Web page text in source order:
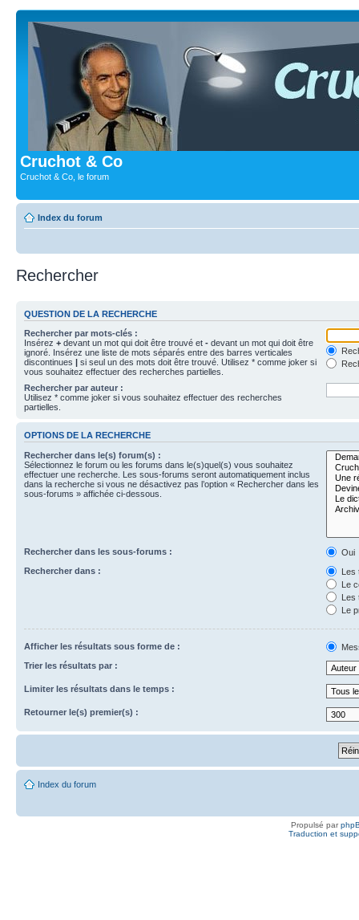
Cruchot & Co
Cruchot & Co, le forum
Index du forum
Rechercher
QUESTION DE LA RECHERCHE
Rechercher par mots-clés :
Insérez + devant un mot qui doit être trouvé et - devant un mot qui doit être
ignoré. Insérez une liste de mots séparés entre des barres verticales
discontinues | si seul un des mots doit être trouvé. Utilisez * comme joker si
vous souhaitez effectuer des recherches partielles.
Rechercher par auteur :
Utilisez * comme joker si vous souhaitez effectuer des recherches
partielles.
OPTIONS DE LA RECHERCHE
Rechercher dans le(s) forum(s) :
Sélectionnez le forum ou les forums dans le(s)quel(s) vous souhaitez
effectuer une recherche. Les sous-forums seront automatiquement inclus
dans la recherche si vous ne désactivez pas l’option « Rechercher dans les
sous-forums » affichée ci-dessous.
Rechercher dans les sous-forums :
Oui
Rechercher dans :
Les
Le
Les
Le
Afficher les résultats sous forme de :
Trier les résultats par :
Limiter les résultats dans le temps :
Retourner le(s) premier(s) :
Index du forum
Propulsé par
Traduction et